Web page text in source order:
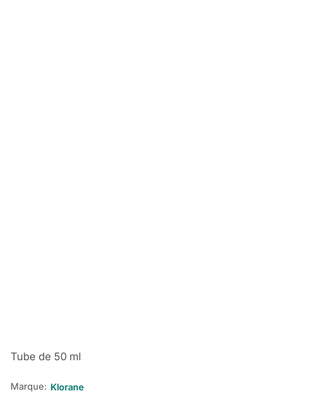
Tube de 50 ml
Marque: Klorane